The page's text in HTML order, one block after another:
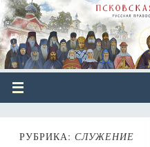
РУБРИКА: СЛУЖЕНИЕ